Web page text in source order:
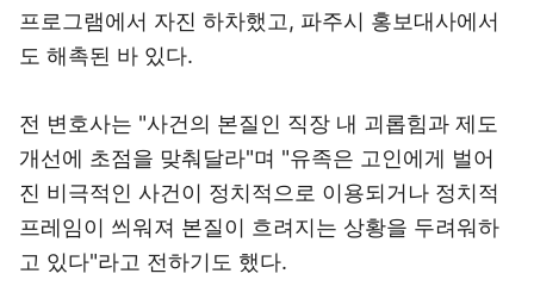
프로그램에서 자진 하차했고, 파주시 홍보대사에서
도 해촉된 바 있다.
전 변호사는 "사건의 본질인 직장 내 괴롭힘과 제도
개선에 초점을 맞춰달라"며 "유족은 고인에게 벌어
진 비극적인 사건이 정치적으로 이용되거나 정치적
프레임이 씌워져 본질이 흐려지는 상황을 두려워하
고 있다"라고 전하기도 했다.